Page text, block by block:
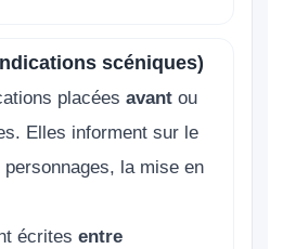
scéniques)
placées avant ou
Elles informent sur le
la mise en
écrites entre